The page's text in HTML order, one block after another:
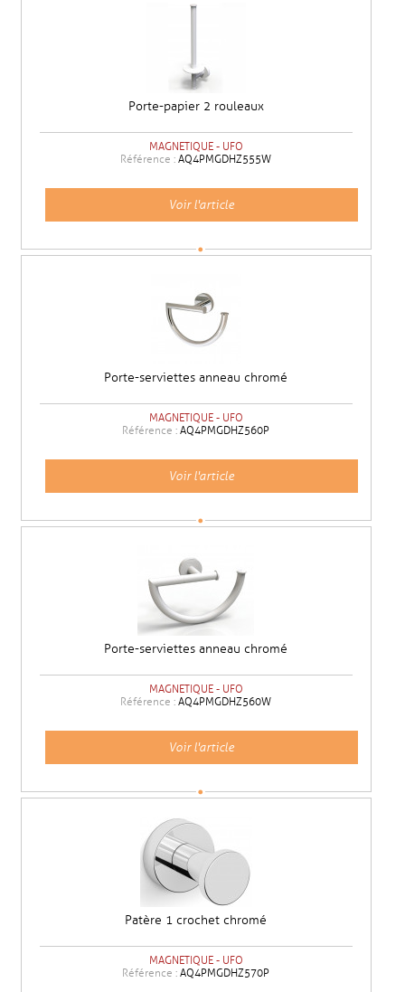
Porte-papier 2 rouleaux
MAGNETIQUE - UFO
Référence :AQ4PMGDHZ555W
Voir l'article
Porte-serviettes anneau chromé
MAGNETIQUE - UFO
Référence :AQ4PMGDHZ560P
Voir l'article
Porte-serviettes anneau chromé
MAGNETIQUE - UFO
Référence :AQ4PMGDHZ560W
Voir l'article
Patère 1 crochet chromé
MAGNETIQUE - UFO
Référence :AQ4PMGDHZ570P